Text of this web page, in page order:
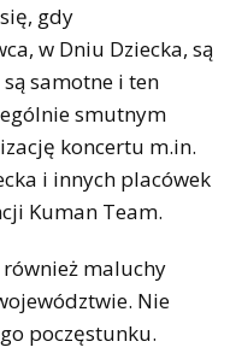
gdy
w Dniu Dziecka, są
samotne i ten
smutnym
koncertu m.in.
i innych placówek
Kuman Team.
również maluchy
Nie
poczęstunku.